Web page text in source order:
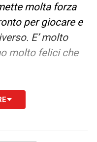
molta forza
per giocare e
E’ molto
molto felici che
ci sono novità,
L’argomento